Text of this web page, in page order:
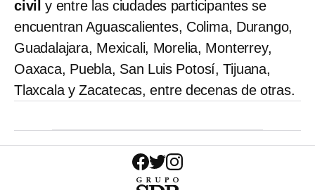
civily entre las ciudades participantes se
encuentran Aguascalientes, Colima, Durango,
Guadalajara, Mexicali, Morelia, Monterrey,
Oaxaca, Puebla, San Luis Potosí, Tijuana,
Tlaxcala y Zacatecas, entre decenas de otras.